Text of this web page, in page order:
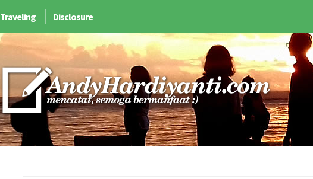
Traveling Disclosure